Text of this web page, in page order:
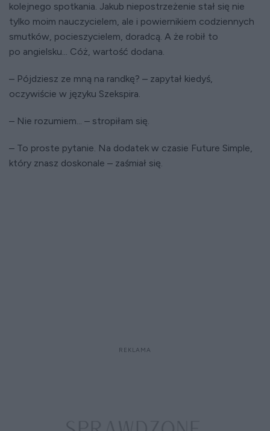
kolejnego spotkania. Jakub niepostrzeżenie stał się nie
tylko moim nauczycielem, ale i powiernikiem codziennych
smutków, pocieszycielem, doradcą. A że robił to
po angielsku... Cóż, wartość dodana.
– Pójdziesz ze mną na randkę? – zapytał kiedyś,
oczywiście w języku Szekspira.
– Nie rozumiem... – stropiłam się.
– To proste pytanie. Na dodatek w czasie Future Simple,
który znasz doskonale – zaśmiał się.